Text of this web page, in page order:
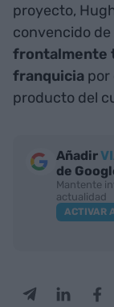
proyecto,
convencido
frontalmente
franquicia por
producto del
Añadir
de
Mantente
actualidad
ACTIVAR